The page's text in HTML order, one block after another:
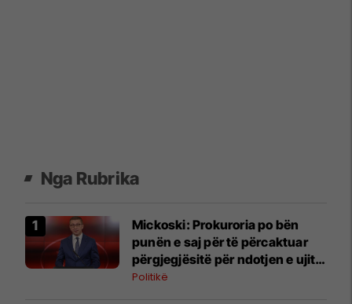
Nga Rubrika
Mickoski: Prokuroria po bën
punën e saj për të përcaktuar
përgjegjësitë për ndotjen e ujit
në Gostivar
Politikë